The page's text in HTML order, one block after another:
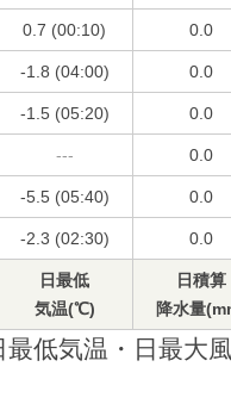
0.7 (00:10) 0.0
-1.8 (04:00) 0.0
-1.5 (05:20) 0.0
--- 0.0
-5.5 (05:40) 0.0
-2.3 (02:30) 0.0
日最低
気温(℃)
日積算
降水量
低気温・日最大